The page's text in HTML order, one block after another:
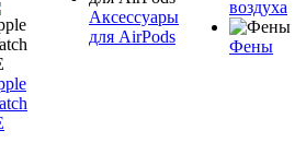
Аксессуары
для AirPods
воздуха
Фены